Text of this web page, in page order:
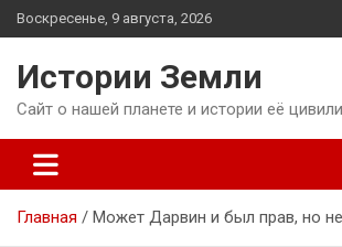
Перейти
к
Воскресенье, 9 августа, 2026
Истории Земли
Сайт о нашей планете и истории её
Главная Может Дарвин и был прав, но